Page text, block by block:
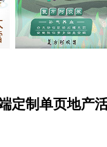
定制单页地产